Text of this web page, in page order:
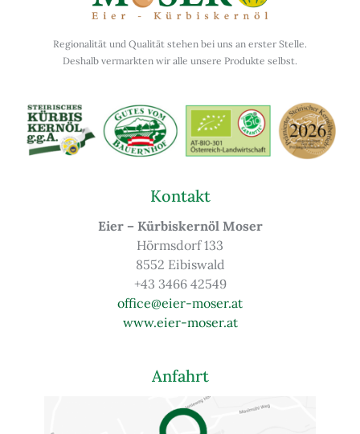
Regionalität und Qualität stehen bei uns an erster Stelle.
Deshalb vermarkten wir alle unsere Produkte selbst.
Kontakt
Eier – Kürbiskernöl Moser
Hörmsdorf 133
8552 Eibiswald
+43 3466 42549
office@eier-moser.at
www.eier-moser.at
Anfahrt